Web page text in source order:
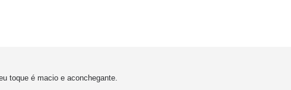
toque é macio e aconchegante.